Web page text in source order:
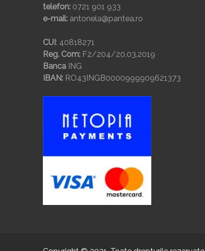
telefon: 0721 901 933
e-mail: antonela@pantea.ro
CUI: 40818271
Reg. Com: F2/204/20.03.2019
Banca ING
IBAN: RO43INGB0000999909621373